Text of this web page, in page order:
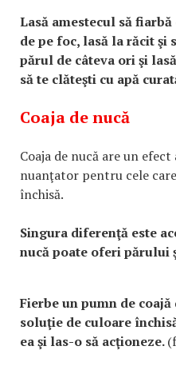
Lasă amestecul să
de pe foc, lasă la răcit şi
părul de câteva ori şi
să te clăteşti cu apă
Coaja de nucă
Coaja de nucă are un
nuanţator pentru cele
închisă.
Singura diferenţă este
nucă poate oferi părului
Fierbe un pumn de
soluţie de culoare
ea şi las-o să acţioneze.